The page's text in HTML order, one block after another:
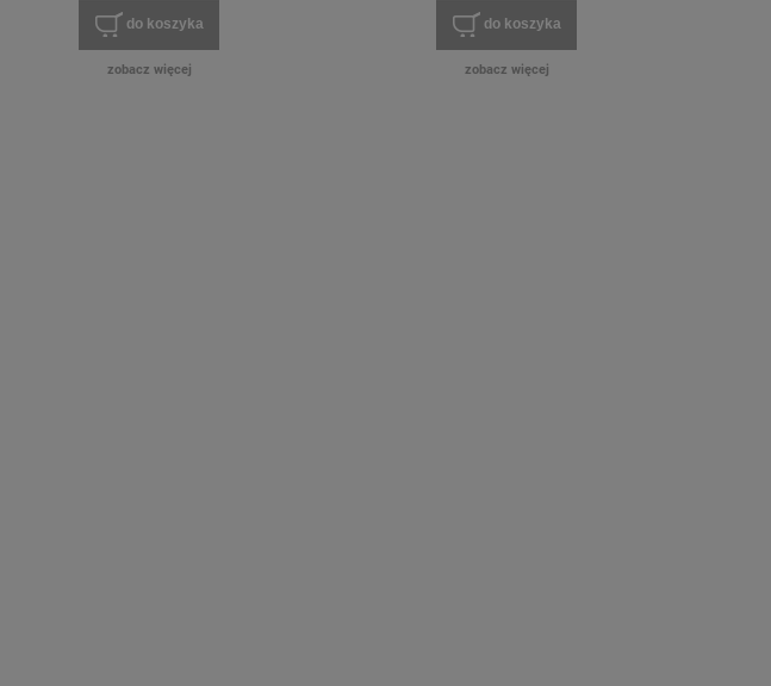
do koszyka
zobacz więcej
do koszyka
zobacz więcej